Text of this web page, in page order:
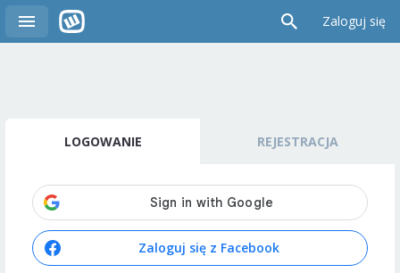
Zaloguj się
LOGOWANIE REJESTRACJA
Zaloguj się z Facebook